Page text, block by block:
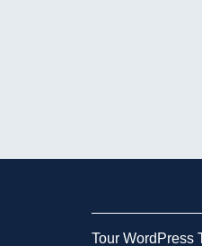
Tour WordPress